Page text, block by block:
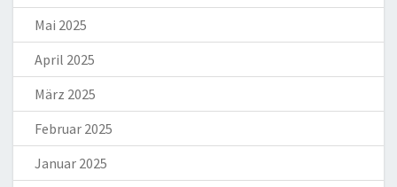
Mai 2025
April 2025
März 2025
Februar 2025
Januar 2025